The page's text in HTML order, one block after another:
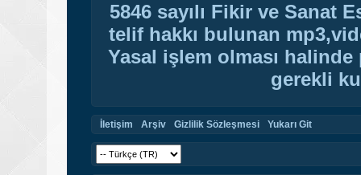
5846 sayılı Fikir ve Sanat
telif hakkı bulunan
Yasal işlem olması
gerekli
İletişim Arşiv Gizlilik Sözleşmesi Yukarı Git